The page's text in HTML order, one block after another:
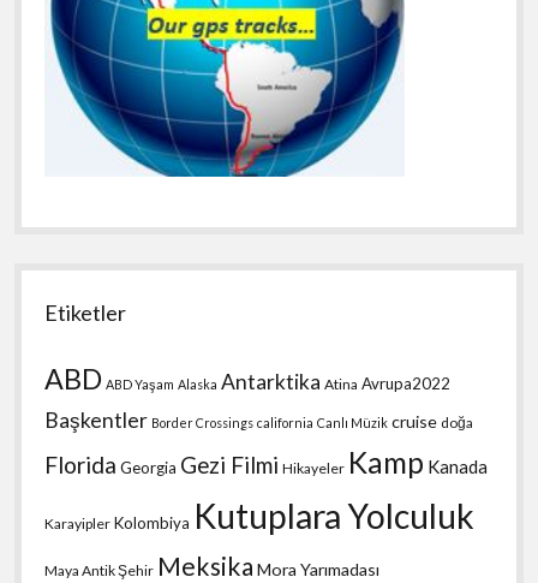
Etiketler
ABD ABD Yaşam Alaska Antarktika Atina Avrupa2022
Başkentler Border Crossings california Canlı Müzik cruise doğa
Florida Georgia Gezi Filmi Hikayeler Kamp Kanada
Karayipler Kolombiya Kutuplara Yolculuk
Maya Antik Şehir Meksika Mora Yarımadası